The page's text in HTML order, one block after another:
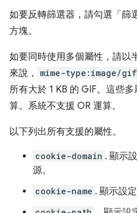
如要反轉篩選器，請勾選「篩
方塊。
如要同時使用多個屬性，請以
來說，
mime-type:image/
所有大於 1 KB 的 GIF。這些
算。系統不支援 OR 運算。
以下列出所有支援的屬性。
cookie-domain . 顯示
源。
cookie-name . 顯示設